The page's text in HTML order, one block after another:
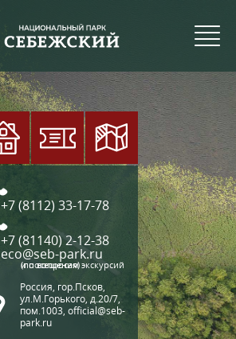
+7 (8112) 33-17-78
+7 (81140) 2-12-38
eco@seb-park.ru
(по вопросам экскурсий и посещения)
Россия, гор.Псков,
ул.М.Горького, д.20/7,
пом.1003, official@seb-
park.ru